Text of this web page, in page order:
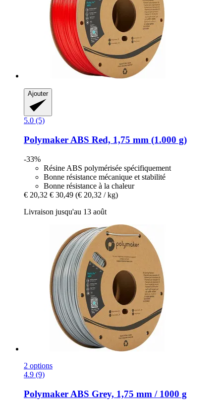
Ajouter
5.0 (5)
Polymaker ABS Red, 1,75 mm (1.000 g)
-33%
Résine ABS polymérisée spécifiquement
Bonne résistance mécanique et stabilité
Bonne résistance à la chaleur
€ 20,32 € 30,49 (€ 20,32 / kg)
Livraison jusqu'au 13 août
2 options
4.9 (9)
Polymaker ABS Grey, 1,75 mm / 1000 g